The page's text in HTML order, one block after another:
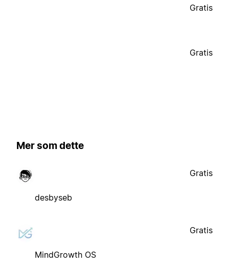
Gratis
Gratis
Mer som dette
desbyseb
Gratis
MindGrowth OS
Gratis